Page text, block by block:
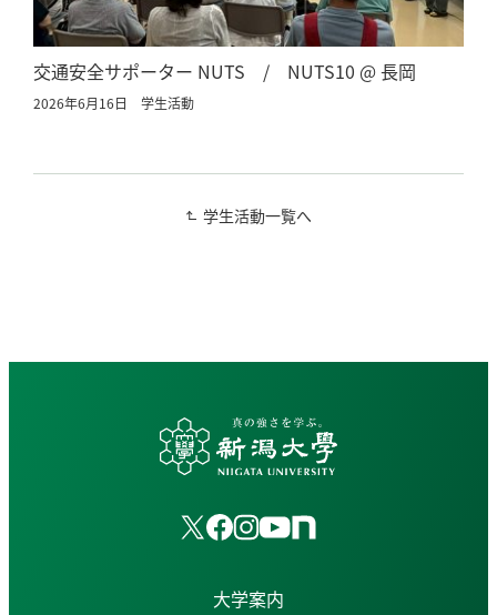
交通安全サポーター NUTS / NUTS10 @ 長岡
2026年6月16日 学生活動
学生活動一覧へ
大学案内